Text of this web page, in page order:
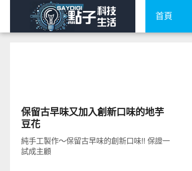
首頁
保留古早味又加入創新口味的地芋
豆花
純手工製作～保留古早味的創新口味!! 保證一
試成主顧